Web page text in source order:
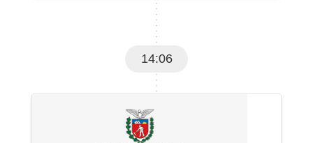
14:06